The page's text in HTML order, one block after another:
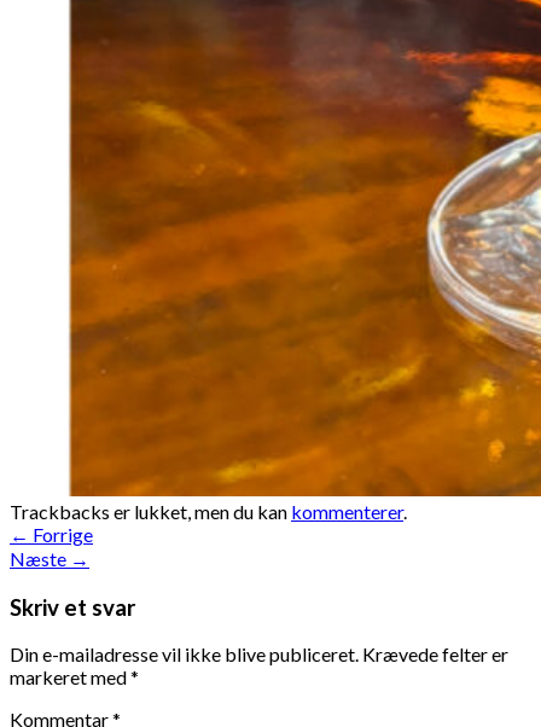
Trackbacks er lukket, men du kan kommenterer.
← Forrige
Næste →
Skriv et svar
Din e-mailadresse vil ikke blive publiceret. Krævede felter er
markeret med*
Kommentar*